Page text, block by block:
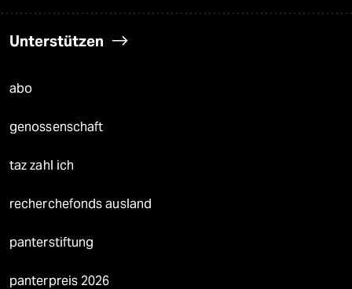
Unterstützen
abo
genossenschaft
taz zahl ich
recherchefonds ausland
panterstiftung
panterpreis 2026